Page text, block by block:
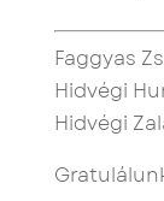
Faggyas
Hidvégi
Hidvégi